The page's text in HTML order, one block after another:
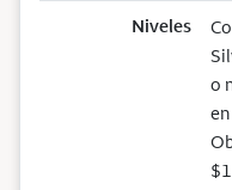
Niveles
o